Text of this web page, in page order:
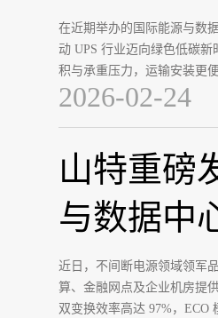
在近期举办的国际能源与数
动 UPS 行业迈向绿色低碳
积与承重压力，运输安装更
2026-02-24
山特重磅
与数据中
近日，不间断电源领域领军
算、金融网点及企业机房提
双变换效率高达 97%，ECO